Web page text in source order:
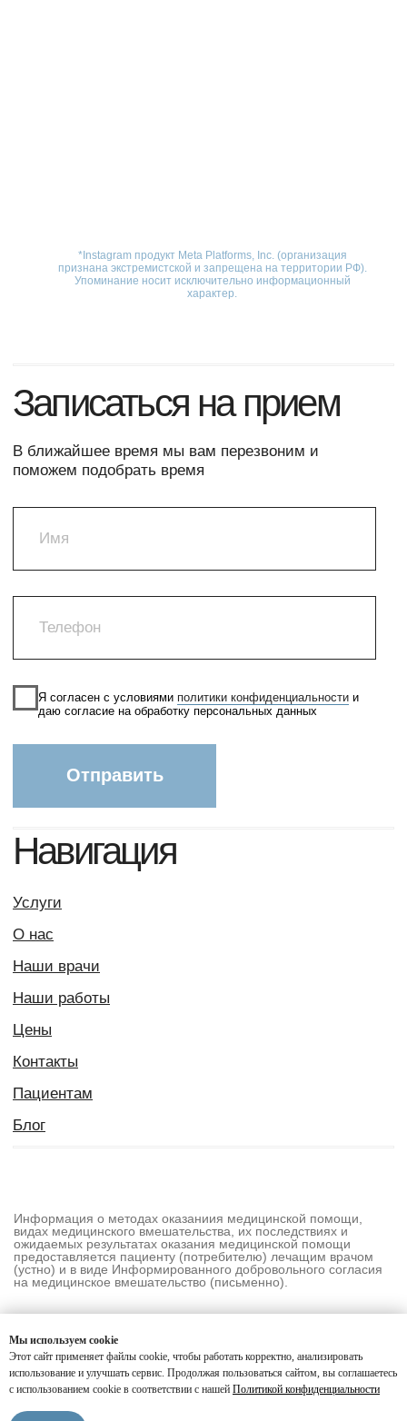
Мы используем cookie
Этот сайт применяет файлы cookie, чтобы работать корректно, анализировать
использование и улучшать сервис. Продолжая пользоваться сайтом, вы соглашаетесь
с использованием cookie в соответствии с нашей Политикой конфиденциальности